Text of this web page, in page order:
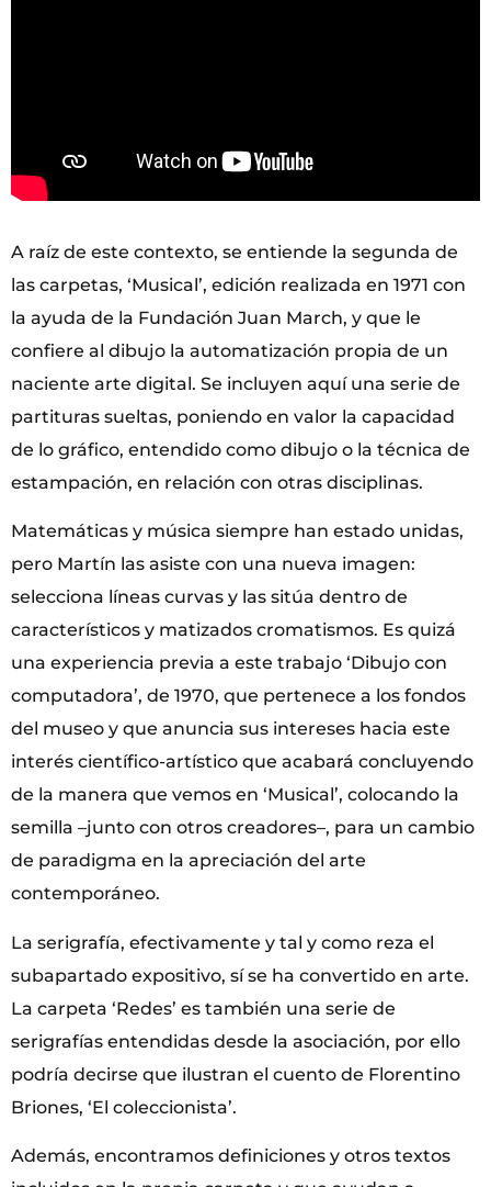
A raíz de este contexto, se entiende la segunda de
las carpetas, ‘Musical’, edición realizada en 1971 con
la ayuda de la Fundación Juan March, y que le
confiere al dibujo la automatización propia de un
naciente arte digital. Se incluyen aquí una serie de
partituras sueltas, poniendo en valor la capacidad
de lo gráfico, entendido como dibujo o la técnica de
estampación, en relación con otras disciplinas.
Matemáticas y música siempre han estado unidas,
pero Martín las asiste con una nueva imagen:
selecciona líneas curvas y las sitúa dentro de
característicos y matizados cromatismos. Es quizá
una experiencia previa a este trabajo ‘Dibujo con
computadora’, de 1970, que pertenece a los fondos
del museo y que anuncia sus intereses hacia este
interés científico-artístico que acabará concluyendo
de la manera que vemos en ‘Musical’, colocando la
semilla –junto con otros creadores–, para un cambio
de paradigma en la apreciación del arte
contemporáneo.
La serigrafía, efectivamente y tal y como reza el
subapartado expositivo, sí se ha convertido en arte.
La carpeta ‘Redes’ es también una serie de
serigrafías entendidas desde la asociación, por ello
podría decirse que ilustran el cuento de Florentino
Briones, ‘El coleccionista’.
Además, encontramos definiciones y otros textos